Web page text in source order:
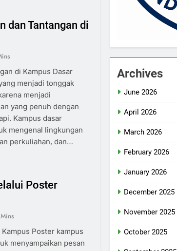
dan Tantangan di
di Kampus Dasar
menjadi tonggak
menjadi
yang penuh dengan
Kampus dasar
mengenal lingkungan
perkuliahan, dan…
Poster
Poster kampus
menyampaikan pesan
Archives
June 2026
April 2026
March 2026
February 2026
January 2026
December 2025
November 2025
October 2025